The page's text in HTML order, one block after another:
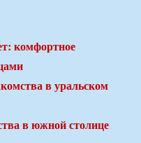
комфортное
в уральском
в южной столице